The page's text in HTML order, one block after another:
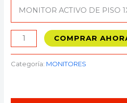
MONITOR ACTIVO DE PISO
COMPRAR
Categoría: MONITORES